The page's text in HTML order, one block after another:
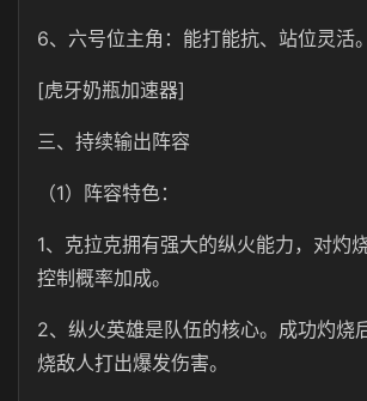
6、六号位主角：能打能抗、站位灵活。
[虎牙奶瓶加速器]
三、持续输出阵容
（1）阵容特色：
1、克拉克拥有强大的纵火能力，对灼
控制概率加成。
2、纵火英雄是队伍的核心。成功灼烧
烧敌人打出爆发伤害。